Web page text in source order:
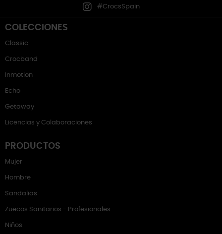
#CrocsSpain
COLECCIONES
Classic
Crocband
Inmotion
Echo
Getaway
Licencias y Colaboraciones
PRODUCTOS
Mujer
Hombre
Sandalias
Zuecos Sanitarios - Profesionales
Niños